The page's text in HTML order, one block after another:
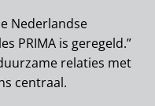
Nederlandse
PRIMA is geregeld.”
relaties met
centraal.